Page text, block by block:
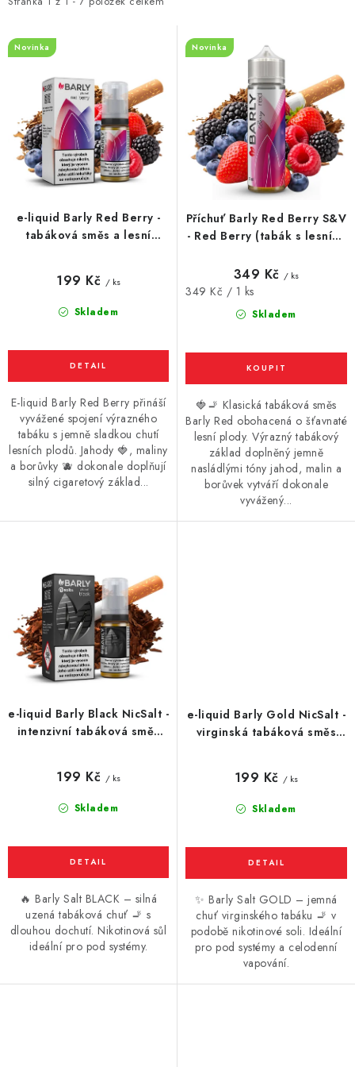
ATOMIZÉRY A CARTRIDGE
BATERIE A NABÍJEČKY
GRIPY & MODY
PŘÍSLUŠENSTVÍ
Kontakty
Prodejny Volná místa
p
d
u
k
í
o
d
u
ůe-liquid Barly Red Berry -
tabáková směs a lesní
Novinka
Skladem
199 Kč / ks
E-liquid Barly Red Berry přináší
vyvážené spojení výrazného
tabáku s jemně sladkou chutí
lesních plodů. Jahody 🍓, maliny
a borůvky 🫐 dokonale doplňují
silný cigaretový základ...
Příchuť Barly Red Berry S&V
- Red Berry (tabák s lesními
Novinka
Skladem
349 Kč / ks
Měrná
349 Kč / 1 ks
🍓🚬 Klasická tabáková směs
Barly Red obohacená o šťavnaté
lesní plody. Výrazný tabákový
základ doplněný jemně
nasládlými tóny jahod, malin a
borůvek vytváří dokonale
vyvážený...
e-liquid Barly Black NicSalt -
intenzivní tabáková směs
Skladem
199 Kč / ks
🔥 Barly Salt BLACK – silná
uzená tabáková chuť 🚬 s
dlouhou dochutí. Nikotinová sůl
ideální pro pod systémy.
e-liquid Barly Gold NicSalt -
virginská tabáková směs
Skladem
199 Kč / ks
✨ Barly Salt GOLD – jemná
chuť virginského tabáku 🚬 v
podobě nikotinové soli. Ideální
pro pod systémy a celodenní
vapování.